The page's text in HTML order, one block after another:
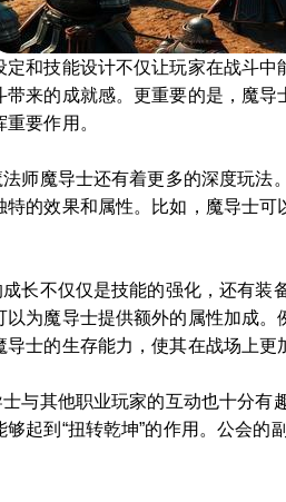
和技能设计不仅让玩家在战斗
来的成就感。更重要的是，魔
要作用。
师魔导士还有着更多的深度玩
的效果和属性。比如，魔导士
长不仅仅是技能的强化，还有
为魔导士提供额外的属性加成
士的生存能力，使其在战场上更
与其他职业玩家的互动也十分
起到“扭转乾坤”的作用。公会